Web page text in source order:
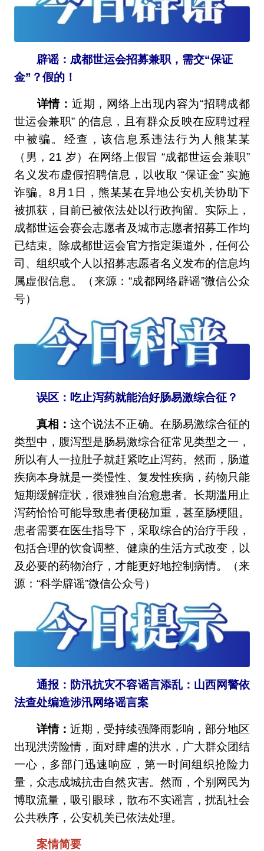
辟谣：成都世运会招募兼职，需交“保证
金”？假的！
详情： 近期，网络上出现内容为“招聘成都
世运会兼职” 的信息，且有群众反映在应聘过程
中被骗。经查，该信息系违法行为人熊某某
（男，21 岁）在网络上假冒 “成都世运会兼职”
名义发布虚假招聘信息，以收取 “保证金” 实施
诈骗。8月1日，熊某某在异地公安机关协助下
被抓获，目前已被依法处以行政拘留。实际上，
成都世运会赛会志愿者及城市志愿者招募工作均
已结束。除成都世运会官方指定渠道外，任何公
司、组织或个人以招募志愿者名义发布的信息均
属虚假信息。（来源：“成都网络辟谣”微信公众
号）
误区：吃止泻药就能治好肠易激综合征？
真相：这个说法不正确。在肠易激综合征的
类型中，腹泻型是肠易激综合征常见类型之一，
所以有人一拉肚子就赶紧吃止泻药。然而，肠道
疾病本身就是一类慢性、复发性疾病，药物只能
短期缓解症状，很难独自治愈患者。长期滥用止
泻药恰恰可能导致患者便秘加重，甚至肠梗阻。
患者需要在医生指导下，采取综合的治疗手段，
包括合理的饮食调整、健康的生活方式改变，以
及必要的药物治疗，才能更好地控制病情。（来
源：“科学辟谣”微信公众号）
通报：防汛抗灾不容谣言添乱：山西网警依
法查处编造涉汛网络谣言案
详情：近期，受持续强降雨影响，部分地区
出现洪涝险情，面对肆虐的洪水，广大群众团结
一心，多部门迅速响应，第一时间组织抢险力
量，众志成城抗击自然灾害。然而，个别网民为
博取流量，吸引眼球，散布不实谣言，扰乱社会
公共秩序，公安机关已依法处理。
案情简要